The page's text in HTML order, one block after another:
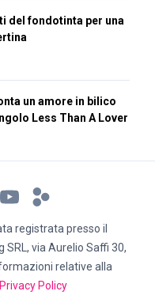
del fondotinta per una
un amore in bilico
Less Than A Lover
registrata presso il
SRL, via Aurelio Saffi 30,
relative alla
Privacy Policy